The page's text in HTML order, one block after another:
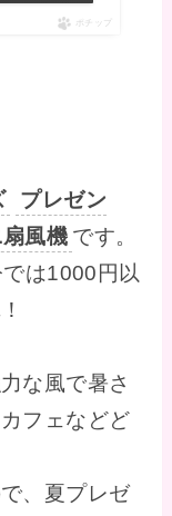
ポチップ
プレゼン
扇風機 です。
は1000円以
な風で暑さ
フェなどど
、夏プレゼ